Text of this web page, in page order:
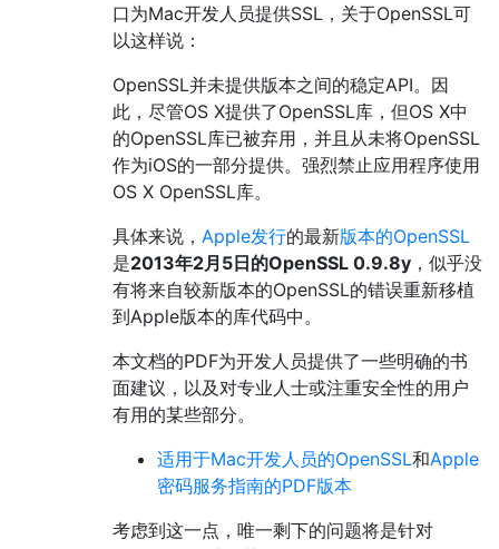
口为Mac开发人员提供SSL，关于OpenSSL可
以这样说：
OpenSSL并未提供版本之间的稳定API。因
此，尽管OS X提供了OpenSSL库，但OS X中
的OpenSSL库已被弃用，并且从未将OpenSSL
作为iOS的一部分提供。强烈禁止应用程序使用
OS X OpenSSL库。
具体来说， Apple发行的最新版本的OpenSSL
是2013年2月5日的OpenSSL 0.9.8y ，似乎没
有将来自较新版本的OpenSSL的错误重新移植
到Apple版本的库代码中。
本文档的PDF为开发人员提供了一些明确的书
面建议，以及对专业人士或注重安全性的用户
有用的某些部分。
适用于Mac开发人员的OpenSSL和Apple
密码服务指南的PDF版本
考虑到这一点，唯一剩下的问题将是针对